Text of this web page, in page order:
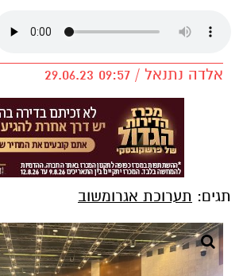
אלדה נתנאל / 09:57 29.06.23
תגים: תערוכת אגרומשוב